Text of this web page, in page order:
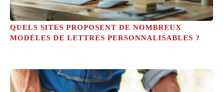
QUELS SITES PROPOSENT DE NOMBREUX
MODÈLES DE LETTRES PERSONNALISABLES ?